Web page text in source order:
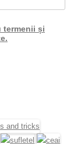
termenii și